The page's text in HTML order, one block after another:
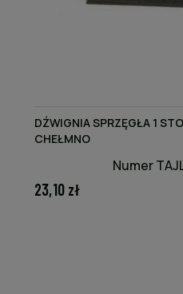
DŹWIGNIA SPRZĘGŁA 1
CHEŁMNO
Numer
23,10 zł